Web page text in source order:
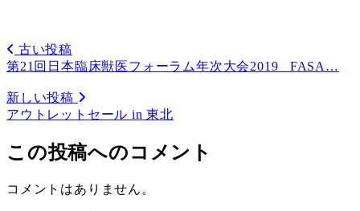
古い投稿
第21回日本臨床獣医フォーラム年次大会2019 FASA…
新しい投稿
アウトレットセール in 東北
この投稿へのコメント
コメントはありません。